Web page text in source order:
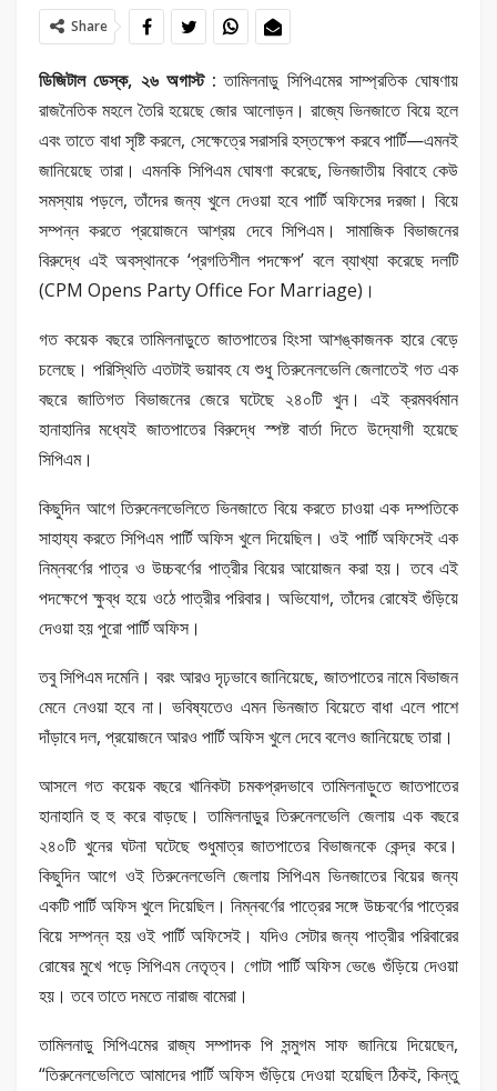
Share
ডিজিটাল ডেস্ক, ২৬ অগাস্ট :তামিলনাড়ু সিপিএমের সাম্প্রতিক ঘোষণায়
রাজনৈতিক মহলে তৈরি হয়েছে জোর আলোড়ন। রাজ্যে ভিনজাতে বিয়ে হলে
এবং তাতে বাধা সৃষ্টি করলে, সেক্ষেত্রে সরাসরি হস্তক্ষেপ করবে পার্টি—এমনই
জানিয়েছে তারা। এমনকি সিপিএম ঘোষণা করেছে, ভিনজাতীয় বিবাহে কেউ
সমস্যায় পড়লে, তাঁদের জন্য খুলে দেওয়া হবে পার্টি অফিসের দরজা। বিয়ে
সম্পন্ন করতে প্রয়োজনে আশ্রয় দেবে সিপিএম। সামাজিক বিভাজনের
বিরুদ্ধে এই অবস্থানকে ‘প্রগতিশীল পদক্ষেপ’ বলে ব্যাখ্যা করেছে দলটি
(CPM Opens Party Office For Marriage)।
গত কয়েক বছরে তামিলনাড়ুতে জাতপাতের হিংসা আশঙ্কাজনক হারে বেড়ে
চলেছে। পরিস্থিতি এতটাই ভয়াবহ যে শুধু তিরুনেলভেলি জেলাতেই গত এক
বছরে জাতিগত বিভাজনের জেরে ঘটেছে ২৪০টি খুন। এই ক্রমবর্ধমান
হানাহানির মধ্যেই জাতপাতের বিরুদ্ধে স্পষ্ট বার্তা দিতে উদ্যোগী হয়েছে
সিপিএম।
কিছুদিন আগে তিরুনেলভেলিতে ভিনজাতে বিয়ে করতে চাওয়া এক দম্পতিকে
সাহায্য করতে সিপিএম পার্টি অফিস খুলে দিয়েছিল। ওই পার্টি অফিসেই এক
নিম্নবর্ণের পাত্র ও উচ্চবর্ণের পাত্রীর বিয়ের আয়োজন করা হয়। তবে এই
পদক্ষেপে ক্ষুব্ধ হয়ে ওঠে পাত্রীর পরিবার। অভিযোগ, তাঁদের রোষেই গুঁড়িয়ে
দেওয়া হয় পুরো পার্টি অফিস।
তবু সিপিএম দমেনি। বরং আরও দৃঢ়ভাবে জানিয়েছে, জাতপাতের নামে বিভাজন
মেনে নেওয়া হবে না। ভবিষ্যতেও এমন ভিনজাত বিয়েতে বাধা এলে পাশে
দাঁড়াবে দল, প্রয়োজনে আরও পার্টি অফিস খুলে দেবে বলেও জানিয়েছে তারা।
আসলে গত কয়েক বছরে খানিকটা চমকপ্রদভাবে তামিলনাড়ুতে জাতপাতের
হানাহানি হু হু করে বাড়ছে। তামিলনাড়ুর তিরুনেলভেলি জেলায় এক বছরে
২৪০টি খুনের ঘটনা ঘটেছে শুধুমাত্র জাতপাতের বিভাজনকে কেন্দ্র করে।
কিছুদিন আগে ওই তিরুনেলভেলি জেলায় সিপিএম ভিনজাতের বিয়ের জন্য
একটি পার্টি অফিস খুলে দিয়েছিল। নিম্নবর্ণের পাত্রের সঙ্গে উচ্চবর্ণের পাত্রের
বিয়ে সম্পন্ন হয় ওই পার্টি অফিসেই। যদিও সেটার জন্য পাত্রীর পরিবারের
রোষের মুখে পড়ে সিপিএম নেতৃত্ব। গোটা পার্টি অফিস ভেঙে গুঁড়িয়ে দেওয়া
হয়। তবে তাতে দমতে নারাজ বামেরা।
তামিলনাড়ু সিপিএমের রাজ্য সম্পাদক পি সন্মুগম সাফ জানিয়ে দিয়েছেন,
“তিরুনেলভেলিতে আমাদের পার্টি অফিস গুঁড়িয়ে দেওয়া হয়েছিল ঠিকই, কিন্তু